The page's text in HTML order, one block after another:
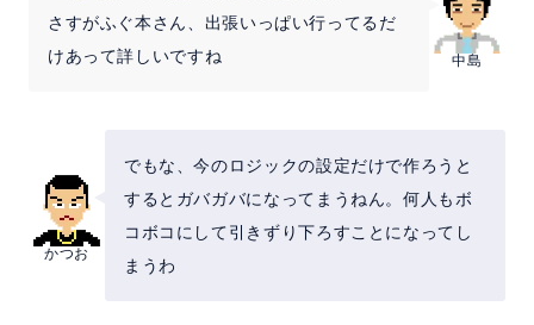
中島
さすがふぐ本さん、出張いっぱい行ってるだ
けあって詳しいですね
かつお
でもな、今のロジックの設定だけで作ろうと
するとガバガバになってまうねん。何人もボ
コボコにして引きずり下ろすことになってし
まうわ